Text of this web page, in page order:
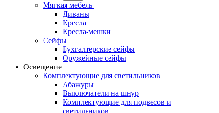
Мягкая мебель
Диваны
Кресла
Кресла-мешки
Сейфы
Бухгалтерские сейфы
Оружейные сейфы
Освещение
Комплектующие для светильников
Абажуры
Выключатели на шнур
Комплектующие для подвесов и
светильников